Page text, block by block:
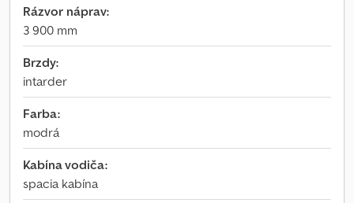
Rázvor náprav:
3 900 mm
Brzdy:
intarder
Farba:
modrá
Kabína vodiča:
spacia kabína